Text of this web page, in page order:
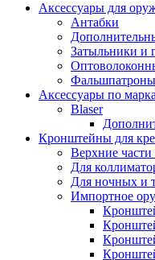
Аксессуары для
Антабки
Затыльники и
Фальшпатроны
Аксессуары по
Blaser
Кронштейны для
Верхние
Для
Для ночных и
Импортное